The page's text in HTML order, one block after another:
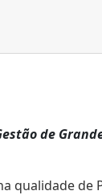
de
qualidade